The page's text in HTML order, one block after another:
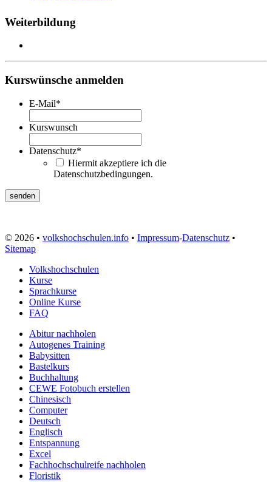
Weiterbildung
Kurswünsche anmelden
E-Mail*
Kurswunsch
Datenschutz*
Hiermit akzeptiere ich die
Datenschutzbedingungen.
© 2026 • volkshochschulen.info • Impressum-Datenschutz •
Sitemap
Volkshochschulen
Kurse
Sprachkurse
Online Kurse
FAQ
Abitur nachholen
Autogenes Training
Babysitten
Bastelkurs
Buchhaltung
CEWE Fotobuch erstellen
Chinesisch
Computer
Deutsch
Englisch
Entspannung
Excel
Fachhochschulreife nachholen
Floristik